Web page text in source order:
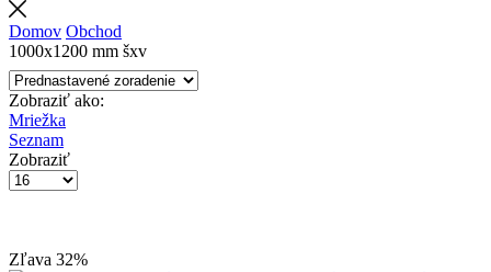
Domov Obchod
1000x1200 mm šxv
Zobraziť ako:
Mriežka
Seznam
Zobraziť
Zľava 32%